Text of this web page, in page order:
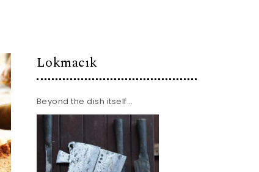
Lokmacık
Beyond the dish itself…